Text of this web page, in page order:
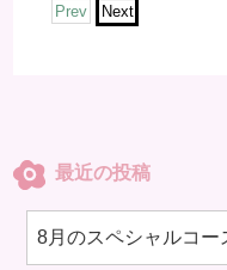
Prev Next
最近の投稿
8月のスペシャルコー